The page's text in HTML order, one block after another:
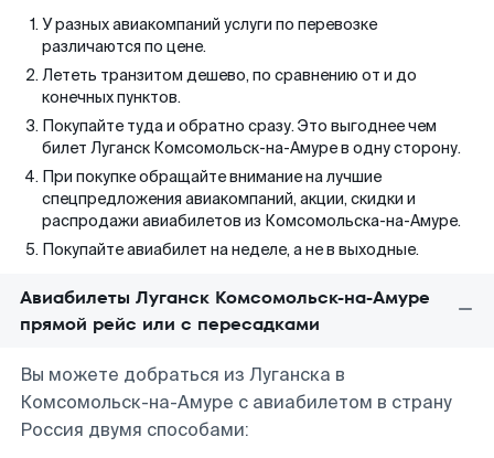
У разных авиакомпаний услуги по перевозке
различаются по цене.
Лететь транзитом дешево, по сравнению от и до
конечных пунктов.
Покупайте туда и обратно сразу. Это выгоднее чем
билет Луганск Комсомольск-на-Амуре в одну сторону.
При покупке обращайте внимание на лучшие
спецпредложения авиакомпаний, акции, скидки и
распродажи авиабилетов из Комсомольска-на-Амуре.
Покупайте авиабилет на неделе, а не в выходные.
Авиабилеты Луганск Комсомольск-на-Амуре
прямой рейс или с пересадками
Вы можете добраться из Луганска в
Комсомольск-на-Амуре с авиабилетом в страну
Россия двумя способами: